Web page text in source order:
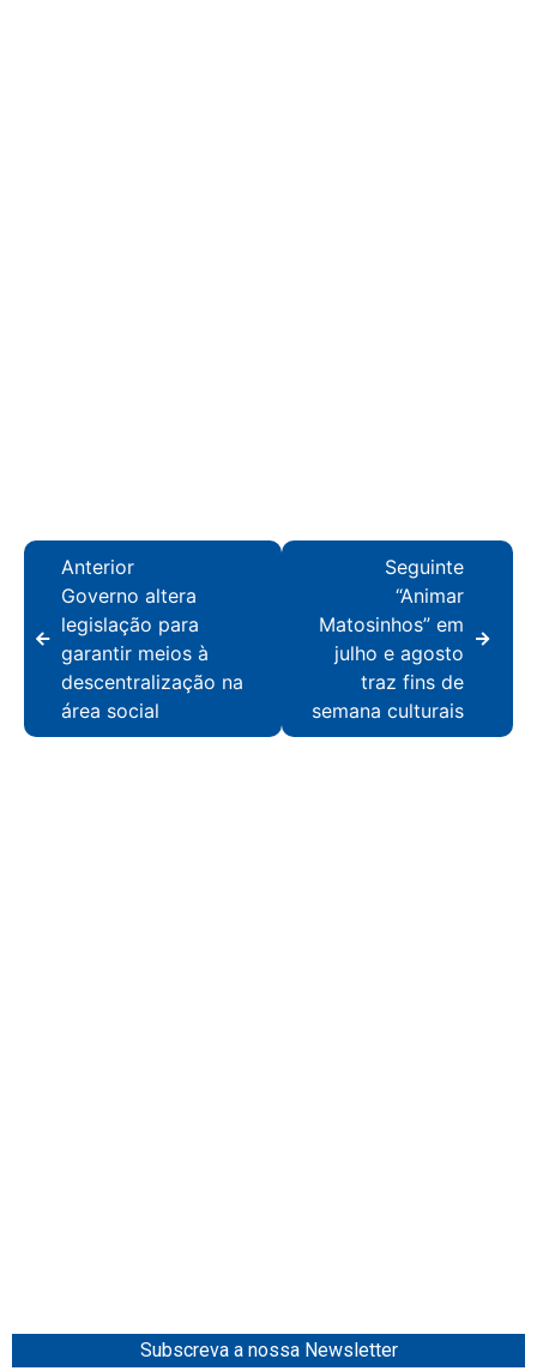
Anterior
Governo altera
legislação para
garantir meios à
descentralização na
área social
Seguinte
“Animar
Matosinhos” em
julho e agosto
traz fins de
semana culturais
Subscreva a nossa Newsletter